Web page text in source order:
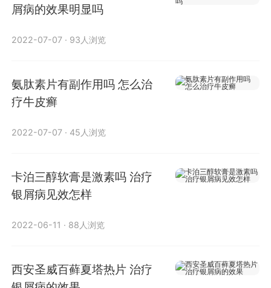
屑病的效果明显吗
2022-07-07 · 93人浏览
氨肽素片有副作用吗 怎么治
疗牛皮癣
2022-07-07 · 45人浏览
卡泊三醇软膏是激素吗 治疗
银屑病见效怎样
2022-06-11 · 88人浏览
西安圣威百藓夏塔热片 治疗